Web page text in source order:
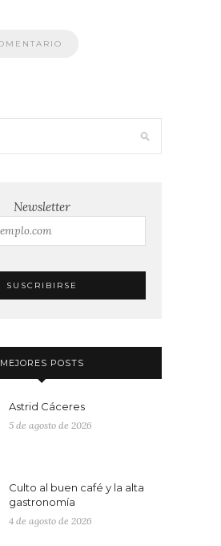
Newsletter
MEJORES POSTS
Astrid Cáceres
5 de agosto de 2026
Culto al buen café y la alta
gastronomía
4 de agosto de 2026